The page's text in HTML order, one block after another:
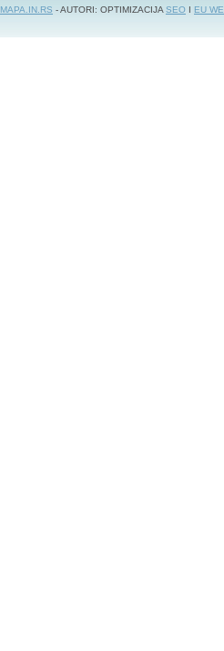
MAPA.IN.RS - AUTORI: OPTIMIZACIJASEO I EU